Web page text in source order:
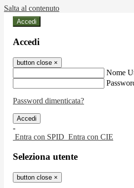
Salta al contenuto
Accedi
Accedi
button close ×
Nome
Password dimenticata?
-
Entra con SPID Entra con CIE
Seleziona utente
button close ×